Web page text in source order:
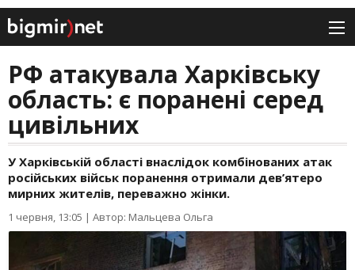
РФ атакувала Харківську
область: є поранені серед
цивільних
У Харківській області внаслідок комбінованих атак
російських військ поранення отримали дев’ятеро
мирних жителів, переважно жінки.
1 червня, 13:05 | Автор: Мальцева Ольга